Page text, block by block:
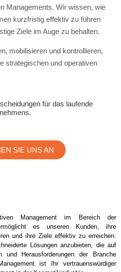
Managements. Wir wissen, wie
kurzfristig effektiv zu führen
Ziele im Auge zu behalten.
mobilisieren und kontrollieren,
strategischen und operativen
für das laufende
SIE UNS AN
Management im Bereich der
es unseren Kunden, ihre
und ihre Ziele effektiv zu erreichen.
Lösungen anzubieten, die auf
und Herausforderungen der Branche
ist Ihr vertrauenswürdiger